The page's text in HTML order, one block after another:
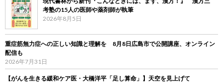
考塾の15人の医師や薬剤師が執筆
2026年8月5日
重症筋無力症への正しい知識と理解を 8月8日広島市で公開講座、オンライン
配信も
2026年7月31日
【がんを生きる緩和ケア医・大橋洋平「足し算命」】天空を見上げて